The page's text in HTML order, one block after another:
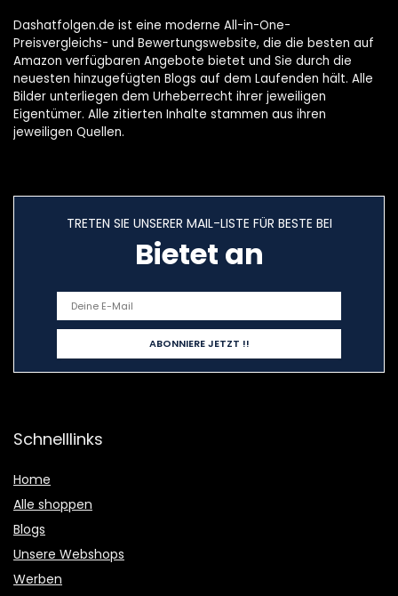
Dashatfolgen.de ist eine moderne All-in-One-
Preisvergleichs- und Bewertungswebsite, die die besten auf
Amazon verfügbaren Angebote bietet und Sie durch die
neuesten hinzugefügten Blogs auf dem Laufenden hält. Alle
Bilder unterliegen dem Urheberrecht ihrer jeweiligen
Eigentümer. Alle zitierten Inhalte stammen aus ihren
jeweiligen Quellen.
TRETEN SIE UNSERER MAIL-LISTE FÜR BESTE BEI
Bietet an
Schnelllinks
Home
Alle shoppen
Blogs
Unsere Webshops
Werben